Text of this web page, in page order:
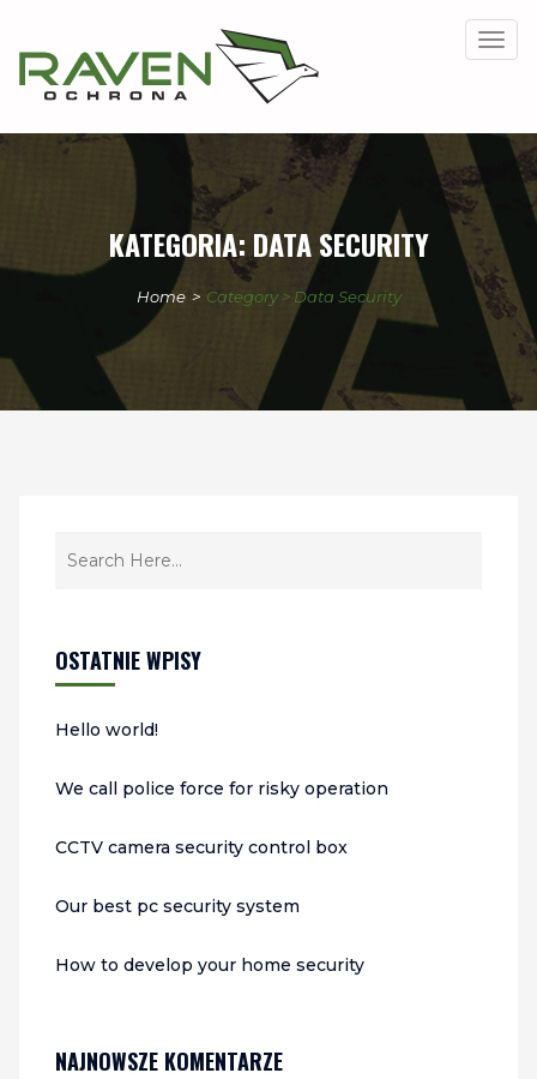
KATEGORIA: DATA SECURITY
Home > Category > Data Security
OSTATNIE WPISY
Hello world!
We call police force for risky operation
CCTV camera security control box
Our best pc security system
How to develop your home security
NAJNOWSZE KOMENTARZE